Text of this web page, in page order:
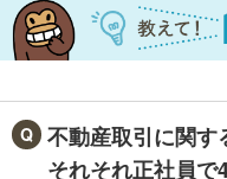
不動産取引に関す
それそれ正社員で